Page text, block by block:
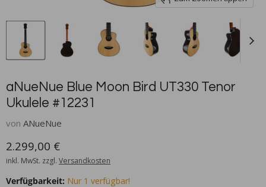
aNueNue Blue Moon Bird UT330 Tenor
Ukulele #12231
von ANueNue
Aktueller Preis
2.299,00 €
inkl. MwSt. zzgl. Versandkosten
Verfügbarkeit: Nur 1 verfügbar!